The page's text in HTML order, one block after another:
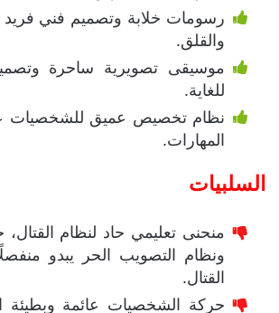
رسومات خلابة وتصميم فني فريد
والقلق.
موسيقى تصويرية ساحرة
للغاية.
نظام تخصيص عميق للشخصيات
المهارات.
السلبيات
منحنى تعليمي حاد لنظام القتال،
ونظام التصويب الحر يبدو
القتال.
حركة الشخصيات عائمة وبطيئة